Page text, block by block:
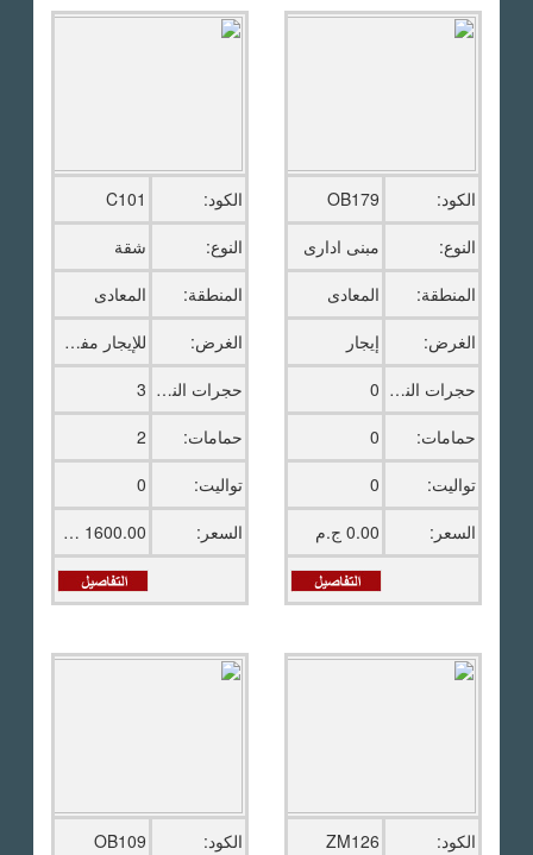
الكود:
OB179
النوع:
مبنى ادارى
المنطقة:
المعادى
الغرض:
إيجار
حجرات النوم: 0
حمامات:
0
تواليت:
0
السعر:
0.00 ج.م
الكود:
C101
النوع:
شقة
المنطقة:
المعادى
الغرض:
للإيجار مفروش
حجرات النوم: 3
حمامات:
2
تواليت:
0
السعر:
1600.00 دولار امريكى
الكود:
ZM126
الكود:
OB109